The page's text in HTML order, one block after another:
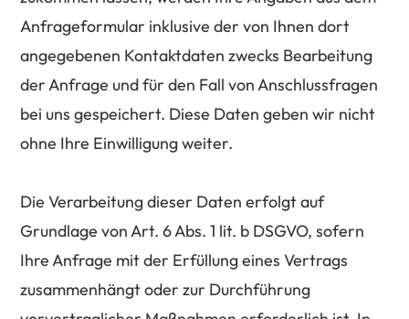
Anfrageformular inklusive der von Ihnen dort
angegebenen Kontaktdaten zwecks Bearbeitung
der Anfrage und für den Fall von Anschlussfragen
bei uns gespeichert. Diese Daten geben wir nicht
ohne Ihre Einwilligung weiter.
Die Verarbeitung dieser Daten erfolgt auf
Grundlage von Art. 6 Abs. 1 lit. b DSGVO, sofern
Ihre Anfrage mit der Erfüllung eines Vertrags
zusammenhängt oder zur Durchführung